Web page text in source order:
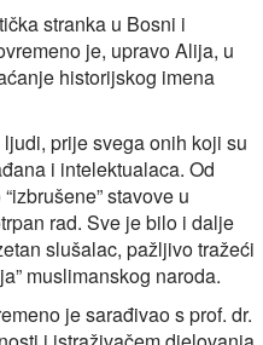
stranka u Bosni i
je, upravo Alija, u
historijskog imena
prije svega onih koji su
i intelektualaca. Od
stavove u
rad. Sve je bilo i dalje
slušalac, pažljivo tražeći
muslimanskog naroda.
je sarađivao s prof. dr.